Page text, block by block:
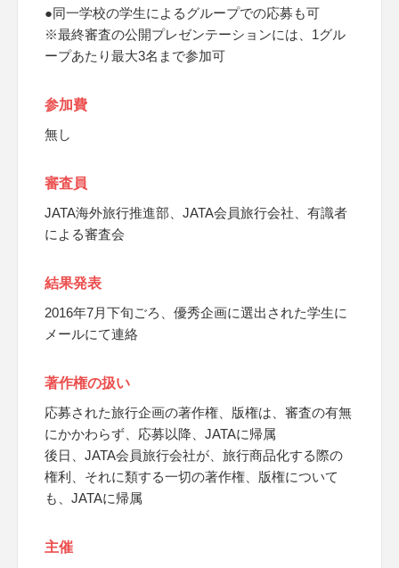
●同一学校の学生によるグループでの応募も可
※最終審査の公開プレゼンテーションには、1グル
ープあたり最大3名まで参加可
参加費
無し
審査員
JATA海外旅行推進部、JATA会員旅行会社、有識者
による審査会
結果発表
2016年7月下旬ごろ、優秀企画に選出された学生に
メールにて連絡
著作権の扱い
応募された旅行企画の著作権、版権は、審査の有無
にかかわらず、応募以降、JATAに帰属
後日、JATA会員旅行会社が、旅行商品化する際の
権利、それに類する一切の著作権、版権について
も、JATAに帰属
主催